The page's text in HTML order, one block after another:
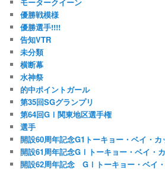
モータークイーン
優勝戦模様
優勝選手!!!!
告知VTR
未分類
横断幕
水神祭
的中ポイントガール
第35回SGグランプリ
第64回GⅠ関東地区選手権
選手
開設60周年記念G1トーキョー・ベイ・カ
開設61周年記念GⅠトーキョー・ベイ・
開設62周年記念 GⅠトーキョー・ベイ